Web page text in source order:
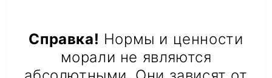
Справка! Нормы и ценности
морали не являются